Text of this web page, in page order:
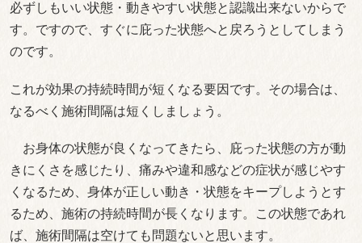
必ずしもいい状態・動きやすい状態と認識出来ないからで
す。ですので、すぐに庇った状態へと戻ろうとしてしまう
のです。
これが効果の持続時間が短くなる要因です。その場合は、
なるべく施術間隔は短くしましょう。
お身体の状態が良くなってきたら、庇った状態の方が動
きにくさを感じたり、痛みや違和感などの症状が感じやす
くなるため、身体が正しい動き・状態をキープしようとす
るため、施術の持続時間が長くなります。この状態であれ
ば、施術間隔は空けても問題ないと思います。